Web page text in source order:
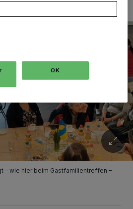
– wie hier beim Gastfamilientreffen –
OK